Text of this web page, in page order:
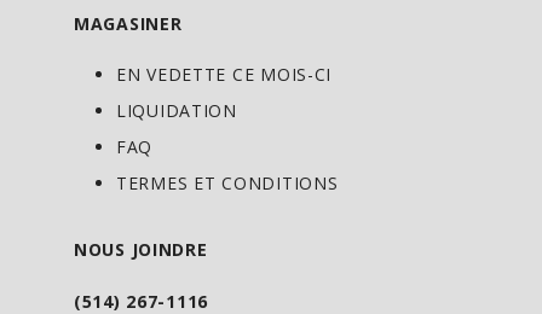
MAGASINER
EN VEDETTE CE MOIS-CI
LIQUIDATION
FAQ
TERMES ET CONDITIONS
NOUS JOINDRE
(514) 267-1116